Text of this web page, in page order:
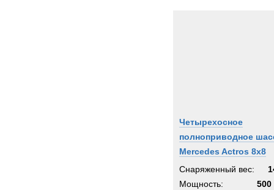
Четырехосное
полноприводное
Mercedes Actros 8x8
Снаряженный вес:
Мощность:
500